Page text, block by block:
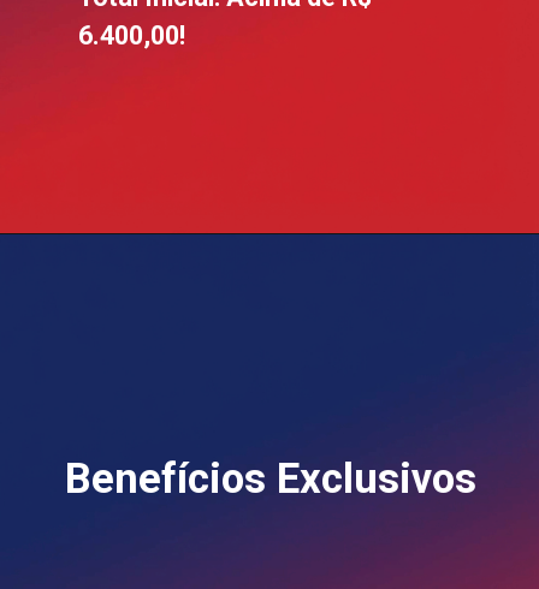
6.400,00!
Benefícios Exclusivos